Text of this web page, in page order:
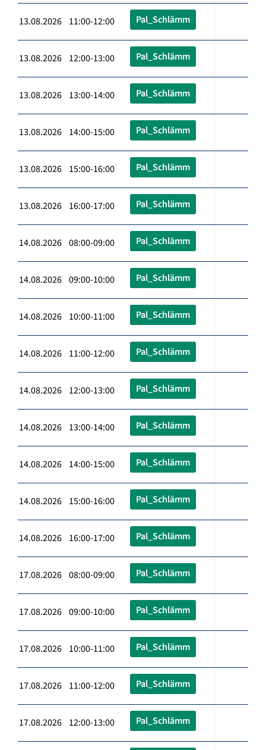
13.08.2026 11:00-12:00 Pal_Schlämm
13.08.2026 12:00-13:00 Pal_Schlämm
13.08.2026 13:00-14:00 Pal_Schlämm
13.08.2026 14:00-15:00 Pal_Schlämm
13.08.2026 15:00-16:00 Pal_Schlämm
13.08.2026 16:00-17:00 Pal_Schlämm
14.08.2026 08:00-09:00 Pal_Schlämm
14.08.2026 09:00-10:00 Pal_Schlämm
14.08.2026 10:00-11:00 Pal_Schlämm
14.08.2026 11:00-12:00 Pal_Schlämm
14.08.2026 12:00-13:00 Pal_Schlämm
14.08.2026 13:00-14:00 Pal_Schlämm
14.08.2026 14:00-15:00 Pal_Schlämm
14.08.2026 15:00-16:00 Pal_Schlämm
14.08.2026 16:00-17:00 Pal_Schlämm
17.08.2026 08:00-09:00 Pal_Schlämm
17.08.2026 09:00-10:00 Pal_Schlämm
17.08.2026 10:00-11:00 Pal_Schlämm
17.08.2026 11:00-12:00 Pal_Schlämm
17.08.2026 12:00-13:00 Pal_Schlämm